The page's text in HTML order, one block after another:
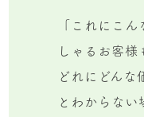
「これにこ
しゃるお客様
どれにどんな
とわからない